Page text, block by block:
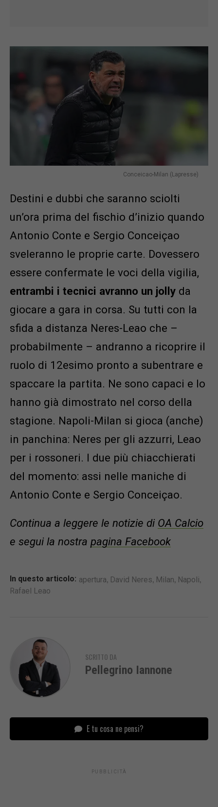
Conceicao-Milan (Lapresse)
Destini e dubbi che saranno sciolti
un’ora prima del fischio d’inizio quando
Antonio Conte e Sergio Conceiçao
sveleranno le proprie carte. Dovessero
essere confermate le voci della vigilia,
entrambi i tecnici avranno un jolly da
giocare a gara in corsa. Su tutti con la
sfida a distanza Neres-Leao che –
probabilmente – andranno a ricoprire il
ruolo di 12esimo pronto a subentrare e
spaccare la partita. Ne sono capaci e lo
hanno già dimostrato nel corso della
stagione. Napoli-Milan si gioca (anche)
in panchina: Neres per gli azzurri, Leao
per i rossoneri. I due più chiacchierati
del momento: assi nelle maniche di
Antonio Conte e Sergio Conceiçao.
Continua a leggere le notizie di OA Calcio
e segui la nostra pagina Facebook
In questo articolo: apertura, David Neres, Milan, Napoli,
Rafael Leao
SCRITTO DA
Pellegrino Iannone
E tu cosa ne pensi?
PUBBLICITÀ